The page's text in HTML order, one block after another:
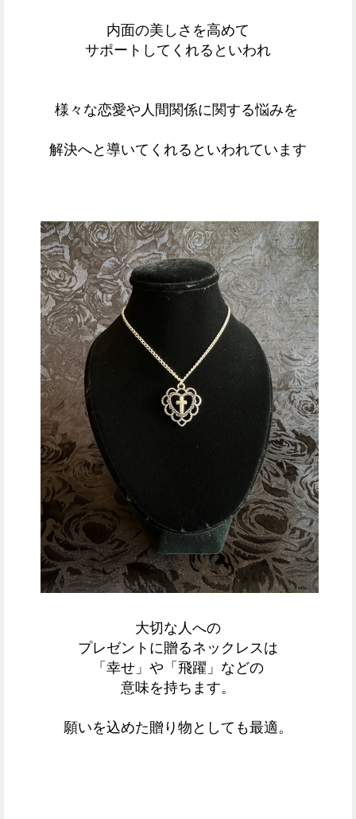
内面の美しさを高めて
サポートしてくれるといわれ
様々な恋愛や人間関係に関する悩みを
解決へと導いてくれるといわれています
大切な人への
プレゼントに贈るネックレスは
「幸せ」や「飛躍」などの
意味を持ちます。
願いを込めた贈り物としても最適。